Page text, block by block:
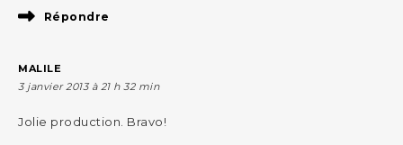
Répondre
MALILE
3 janvier 2013 à 21 h 32 min
Jolie production. Bravo!